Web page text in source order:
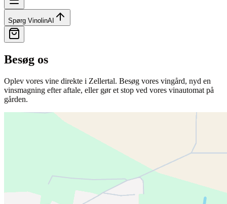
Spørg VinolinAI
Besøg os
Oplev vores vine direkte i Zellertal. Besøg vores vingård, nyd en
vinsmagning efter aftale, eller gør et stop ved vores vinautomat på
gården.